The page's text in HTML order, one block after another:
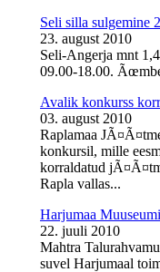
Seli silla sulgemine
23. august 2010
Seli-Angerja mnt
09.00-18.00.
Avalik konkurss
03. august 2010
Raplamaa
konkursil, mille
korraldatud
Rapla vallas...
Harjumaa
22. juuli 2010
Mahtra
suvel Harjumaal